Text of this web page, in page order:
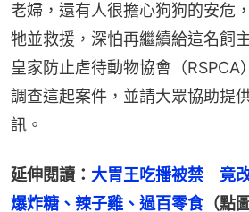
老婦，還有人很擔心狗狗的安危
牠並救援，深怕再繼續給這名飼
皇家防止虐待動物協會（RSPCA
調查這起案件，並請大眾協助提
訊。
延伸閱讀： 大胃王吃播被禁　竟
爆炸糖、辣子雞、過百零食（點